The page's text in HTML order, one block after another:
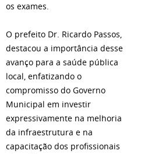
os exames.
O prefeito Dr. Ricardo Passos,
destacou a importância desse
avanço para a saúde pública
local, enfatizando o
compromisso do Governo
Municipal em investir
expressivamente na melhoria
da infraestrutura e na
capacitação dos profissionais